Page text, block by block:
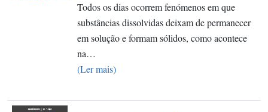
Todos os dias ocorrem fenómenos em que
substâncias dissolvidas deixam de permanecer
em solução e formam sólidos, como acontece
na…
(Ler mais)